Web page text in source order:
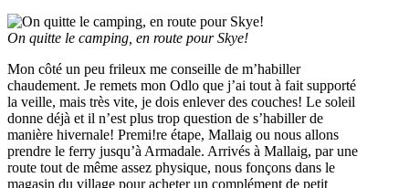
On quitte le camping, en route pour Skye!
Mon côté un peu frileux me conseille de m’habiller
chaudement. Je remets mon Odlo que j’ai tout à fait supporté
la veille, mais très vite, je dois enlever des couches! Le soleil
donne déjà et il n’est plus trop question de s’habiller de
manière hivernale! Premi!re étape, Mallaig ou nous allons
prendre le ferry jusqu’à Armadale. Arrivés à Mallaig, par une
route tout de même assez physique, nous fonçons dans le
magasin du village pour acheter un complément de petit